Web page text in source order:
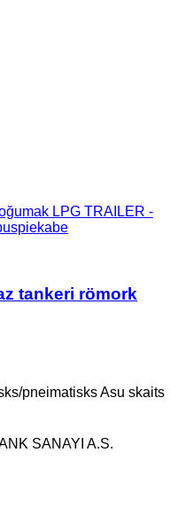
LPG TRAILER -
tankeri römork
pneimatisksAsu skaits
SANAYI A.S.